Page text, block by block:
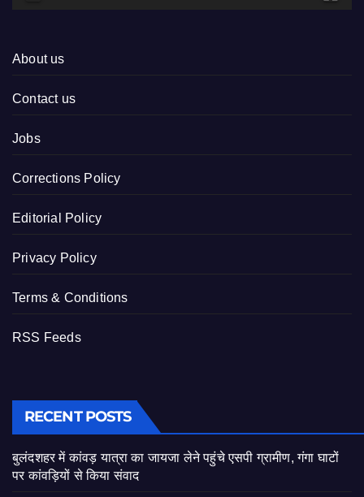
About us
Contact us
Jobs
Corrections Policy
Editorial Policy
Privacy Policy
Terms & Conditions
RSS Feeds
RECENT POSTS
बुलंदशहर में कांवड़ यात्रा का जायजा लेने पहुंचे एसपी ग्रामीण, गंगा घाटों
पर कांवड़ियों से किया संवाद